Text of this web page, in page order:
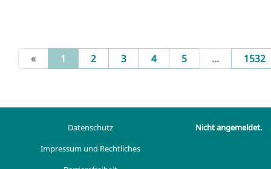
« 1 (current)
2 3 4 5 ... 1532
Datenschutz
Impressum und Rechtliches
Nicht angemeldet.